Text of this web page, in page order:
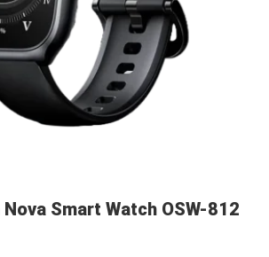
Smart Watch OSW-812